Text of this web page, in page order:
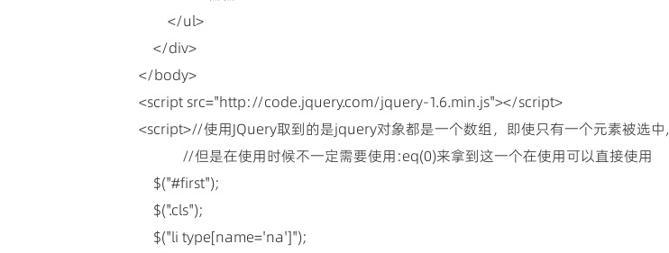
</ul>
</div>
</body>
<script src="http://code.jquery.com/jquery-1.6.min.js"></script>
<script> //使用JQuery取到的是jquery对象都是一个数组，即使只有一个元素被选中,
//但是在使用时候不一定需要使用:eq(0)来拿到这一个在使用可以直接使用
$("#first");
$(".cls");
$("li type[name='na']");